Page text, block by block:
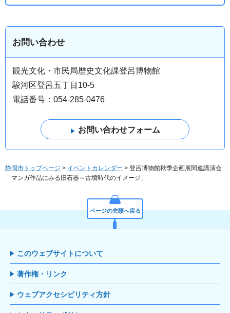
お問い合わせ
観光文化・市民局歴史文化課登呂博物館
駿河区登呂五丁目10-5
電話番号：054-285-0476
静岡市トップページ > イベントカレンダー > 登呂博物館秋季企画展関連講演会
「マンガ作品にみる旧石器～古墳時代のイメージ」
ページの先頭へ戻る
このウェブサイトについて
著作権・リンク
ウェブアクセシビリティ方針